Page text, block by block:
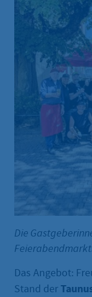
Die
Das Angebot:
Stand der